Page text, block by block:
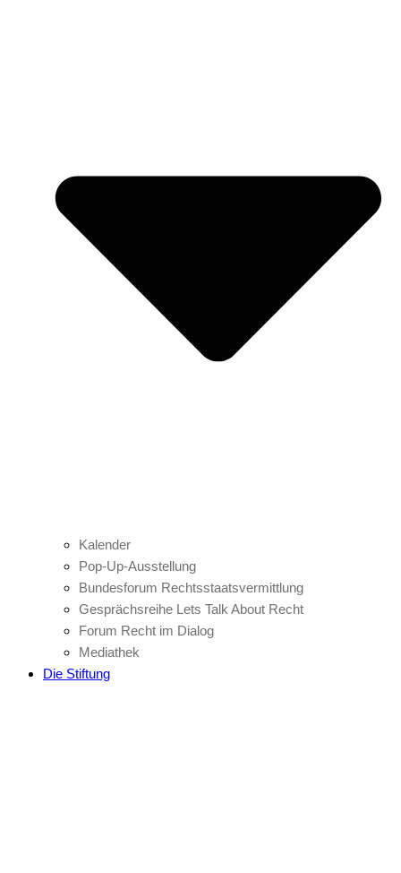
Kalender
Pop-Up-Ausstellung
Bundesforum Rechtsstaatsvermittlung
Gesprächsreihe Lets Talk About Recht
Forum Recht im Dialog
Mediathek
Die Stiftung